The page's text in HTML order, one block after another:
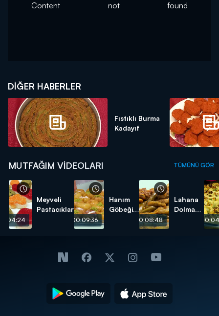
Content not found
DIĞER HABERLER
Fıstıklı Burma
Kadayıf
MUTFAĞIM VIDEOLARI TÜMÜNÜ GÖR
Meyveli
Pastacıklar
00:09:36
Hanım
Göbeği
00:08:48
Lahana
Dolması